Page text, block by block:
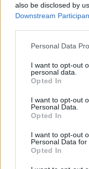
also be disclosed by
Downstream
Please note that this
not limited to your
grant or deny
use your data for
consent section.
Personal Data
I want to opt-out
personal data.
Opted In
I want to opt-out
Personal Data.
Opted In
I want to opt-out
Personal Data for
Opted In